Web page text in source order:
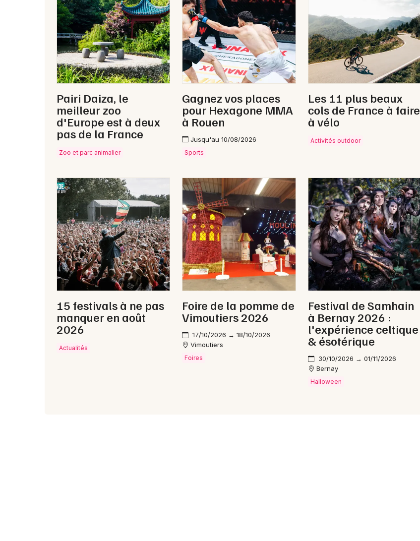
Newsletter des sorties
Artistes en tournée
Actus à Argentan
Magazine à Argentan
61 - Orne
Choisir mes départements
Je m'abonne
Pairi Daiza, le
meilleur zoo
d'Europe est à deux
pas de la France
Zoo et parc animalier
Gagnez vos places
pour Hexagone MMA
à Rouen
Jusqu'au 10/08/2026
Sports
Les 11 plus beaux
cols de France à faire
à vélo
Activités outdoor
15 festivals à ne pas
manquer en août
2026
Actualités
Foire de la pomme de
Vimoutiers 2026
17/10/2026 → 18/10/2026
Vimoutiers
Foires
Festival de Samhain
à Bernay 2026 :
l'expérience celtique
& ésotérique
30/10/2026 → 01/11/2026
Bernay
Halloween